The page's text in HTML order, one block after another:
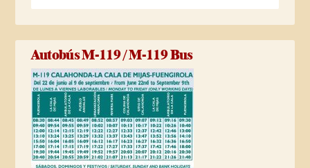
Autobús M-119 / M-119 Bus